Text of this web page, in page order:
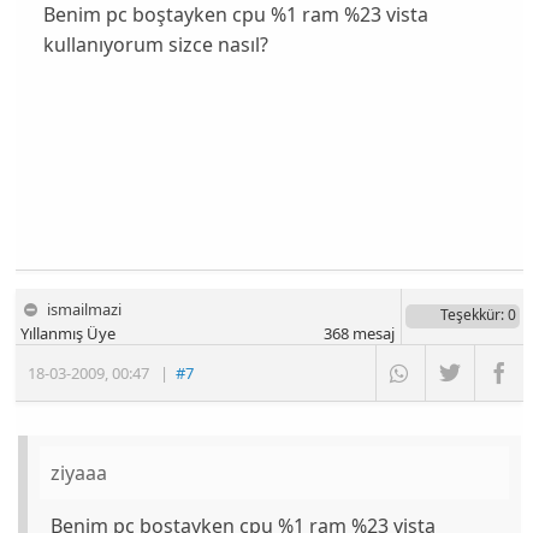
Benim pc boştayken cpu %1 ram %23 vista
kullanıyorum sizce nasıl?
ismailmazi
18-03-2009,00:47 |#7
Yıllanmış Üye
Teşekkür: 0
368mesaj
ziyaaa
Benim pc boştayken cpu %1 ram %23 vista